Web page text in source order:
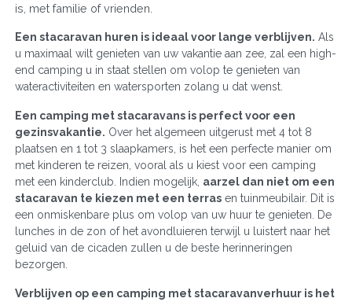
is, met familie of vrienden.
Een stacaravan huren is ideaal voor lange verblijven. Als
u maximaal wilt genieten van uw vakantie aan zee, zal een high-
end camping u in staat stellen om volop te genieten van
wateractiviteiten en watersporten zolang u dat wenst.
Een camping met stacaravans is perfect voor een
gezinsvakantie. Over het algemeen uitgerust met 4 tot 8
plaatsen en 1 tot 3 slaapkamers, is het een perfecte manier om
met kinderen te reizen, vooral als u kiest voor een camping
met een kinderclub. Indien mogelijk, aarzel dan niet om een
stacaravan te kiezen met een terras en tuinmeubilair. Dit is
een onmiskenbare plus om volop van uw huur te genieten. De
lunches in de zon of het avondluieren terwijl u luistert naar het
geluid van de cicaden zullen u de beste herinneringen
bezorgen.
Verblijven op een camping met stacaravanverhuur is het